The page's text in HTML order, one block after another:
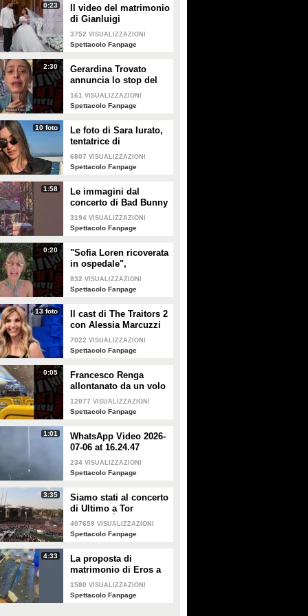
0:23
Il video del matrimonio
di Gianluigi
Donnarumma e Alessia
Elefante
3752 VISUALIZZAZIONI
Spettacolo Fanpage
2:30
Gerardina Trovato
annuncia lo stop del
tour per problemi di
salute
161 VISUALIZZAZIONI
Spettacolo Fanpage
10 foto
Le foto di Sara Iurato,
tentatrice di
Temptation Island 2026
6807 VISUALIZZAZIONI
Spettacolo Fanpage
1:58
Le immagini dal
concerto di Bad Bunny
a Milano
3194 VISUALIZZAZIONI
Spettacolo Fanpage
0:20
"Sofia Loren ricoverata
in ospedale",
Alessandra Mussolini
smentisce: "È serena e
832 VISUALIZZAZIONI
Spettacolo Fanpage
13 foto
Il cast di The Traitors 2
con Alessia Marcuzzi
7022 VISUALIZZAZIONI
Spettacolo Fanpage
0:05
Francesco Renga
allontanato da un volo
Ryanair dopo una
discussione con gli
12077 VISUALIZZAZIONI
Spettacolo Fanpage
1:01
WhatsApp Video 2026-
07-06 at 16.24.47
234 VISUALIZZAZIONI
Spettacolo Fanpage
3:35
Siamo stati al concerto
di Ultimo a Tor
Vergata: "È il giorno
che aspettavo, questa è
407659 VISUALIZZAZIONI
Spettacolo Fanpage
4:33
La proposta di
matrimonio di Eros a
Guendalina Canessa
1580 VISUALIZZAZIONI
Spettacolo Fanpage